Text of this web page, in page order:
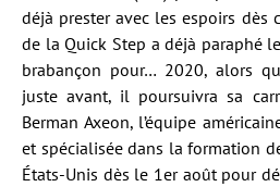
déjà prester avec les espoirs dès
de la Quick Step a déjà paraphé
brabançon pour… 2020, alors
juste avant, il poursuivra sa
Berman Axeon, l’équipe
et spécialisée dans la formation
États-Unis dès le 1er août pour